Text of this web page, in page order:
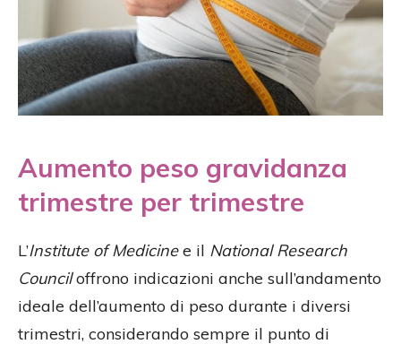
Aumento peso gravidanza
trimestre per trimestre
L’Institute of Medicinee il National Research
Counciloffrono indicazioni anche sull’andamento
ideale dell’aumento di peso durante i diversi
trimestri, considerando sempre il punto di